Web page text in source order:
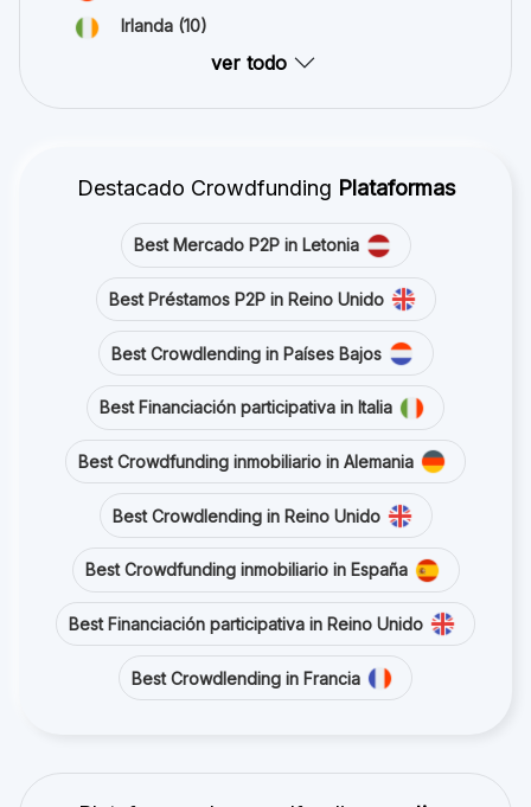
Irlanda (10)
ver todo
Destacado Crowdfunding Plataformas
Best Mercado P2P in Letonia
Best Préstamos P2P in Reino Unido
Best Crowdlending in Países Bajos
Best Financiación participativa in Italia
Best Crowdfunding inmobiliario in Alemania
Best Crowdlending in Reino Unido
Best Crowdfunding inmobiliario in España
Best Financiación participativa in Reino Unido
Best Crowdlending in Francia